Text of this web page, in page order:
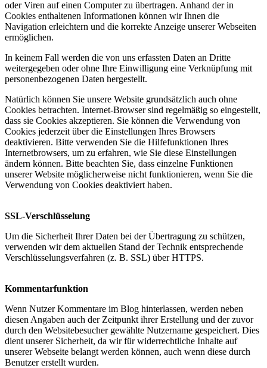
oder Viren auf einen Computer zu übertragen. Anhand der in
Cookies enthaltenen Informationen können wir Ihnen die
Navigation erleichtern und die korrekte Anzeige unserer Webseiten
ermöglichen.
In keinem Fall werden die von uns erfassten Daten an Dritte
weitergegeben oder ohne Ihre Einwilligung eine Verknüpfung mit
personenbezogenen Daten hergestellt.
Natürlich können Sie unsere Website grundsätzlich auch ohne
Cookies betrachten. Internet-Browser sind regelmäßig so eingestellt,
dass sie Cookies akzeptieren. Sie können die Verwendung von
Cookies jederzeit über die Einstellungen Ihres Browsers
deaktivieren. Bitte verwenden Sie die Hilfefunktionen Ihres
Internetbrowsers, um zu erfahren, wie Sie diese Einstellungen
ändern können. Bitte beachten Sie, dass einzelne Funktionen
unserer Website möglicherweise nicht funktionieren, wenn Sie die
Verwendung von Cookies deaktiviert haben.
SSL-Verschlüsselung
Um die Sicherheit Ihrer Daten bei der Übertragung zu schützen,
verwenden wir dem aktuellen Stand der Technik entsprechende
Verschlüsselungsverfahren (z. B. SSL) über HTTPS.
Kommentarfunktion
Wenn Nutzer Kommentare im Blog hinterlassen, werden neben
diesen Angaben auch der Zeitpunkt ihrer Erstellung und der zuvor
durch den Websitebesucher gewählte Nutzername gespeichert. Dies
dient unserer Sicherheit, da wir für widerrechtliche Inhalte auf
unserer Webseite belangt werden können, auch wenn diese durch
Benutzer erstellt wurden.